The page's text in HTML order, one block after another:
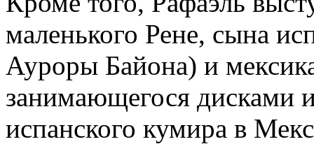
маленького Рене, сына
Ауроры Байона) и
занимающегося дисками
испанского кумира в